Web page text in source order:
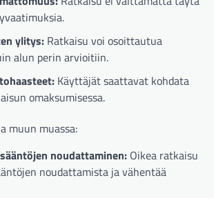
ylitys: Ratkaisu voi osoittautua
alun perin arvioitiin.
Käyttäjät saattavat kohdata
omaksumisessa.
muun muassa:
noudattaminen: Oikea ratkaisu
noudattamista ja vähentää